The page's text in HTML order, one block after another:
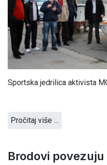
Sportska jedrilica aktivista
Pročitaj više …
Brodovi